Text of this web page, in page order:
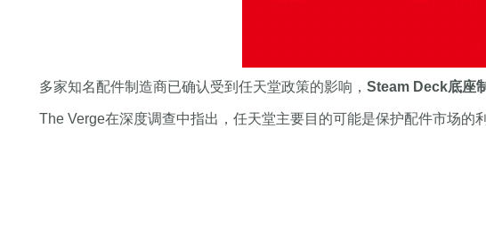
多家知名配件制造商已确认受到任天堂政策的影响， Steam Deck底座
The Verge在深度调查中指出，任天堂主要目的可能是保护配件市场的